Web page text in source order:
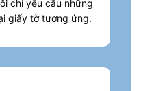
chỉ yêu cầu những
giấy tờ tương ứng.